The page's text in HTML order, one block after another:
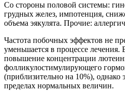
Со стороны половой системы:
грудных желез, импотенция,
объема эякулята. Прочие:
Частота побочных эффектов не
уменьшается в процессе лечения.
повышение концентрации
фолликулостимулирующего
(приблизительно на 10%), однако
пределах нормальных величин.